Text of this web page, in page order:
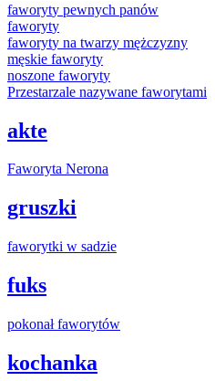
faworyty pewnych panów
faworyty
faworyty na twarzy mężczyzny
męskie faworyty
noszone faworyty
Przestarzale nazywane faworytami
akte
Faworyta Nerona
gruszki
faworytki w sadzie
fuks
pokonałfaworytów
kochanka